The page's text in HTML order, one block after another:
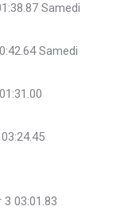
Samedi
Samedi
03:01.83